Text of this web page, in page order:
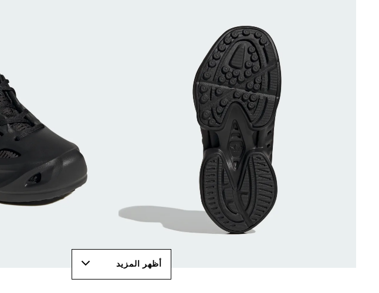
أظهر المزيد